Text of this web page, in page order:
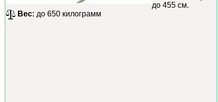
до 455 см.
Вес: до 650 килограмм